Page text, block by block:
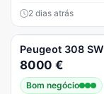
2 dias atrás
Peugeot 308 SW
8000 €
Bom negócio